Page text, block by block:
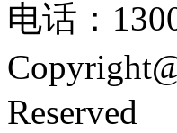
电话：
Reserved